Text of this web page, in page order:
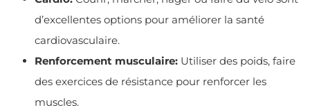
d’excellentes options pour améliorer la santé
cardiovasculaire.
Renforcement musculaire: Utiliser des poids, faire
des exercices de résistance pour renforcer les
muscles.